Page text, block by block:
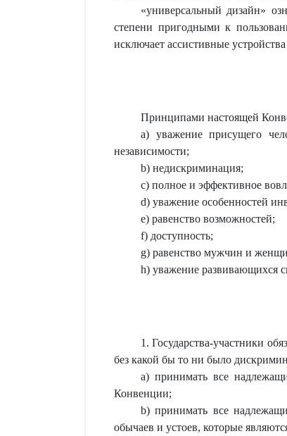
«универсальный дизайн»
степени пригодными к
исключает ассистивные
Принципами настоящей
a) уважение присущего
независимости;
b) недискриминация;
c) полное и эффективное
d) уважение особенностей
e) равенство возможностей;
f) доступность;
g) равенство мужчин и
h) уважение развивающихся
1. Государства-участники
без какой бы то ни было
a) принимать все
Конвенции;
b) принимать все
обычаев и устоев, которые